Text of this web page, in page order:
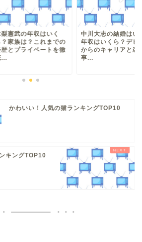
憲武の年収はいく
？家族は？これまでの
歴とプライベートを徹
...
中川大志の結婚はい
年収はいくら？デビ
からのキャリアと恋
事...
かわいい！人気の猫ランキングTOP10
キングTOP10